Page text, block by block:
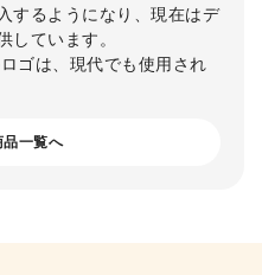
するようになり、現在はデ
しています。
ゴは、現代でも使用され
品一覧へ